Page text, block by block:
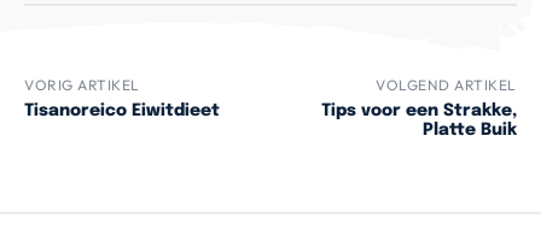
VORIG ARTIKEL
Tisanoreico Eiwitdieet
VOLGEND ARTIKEL
Tips voor een Strakke,
Platte Buik